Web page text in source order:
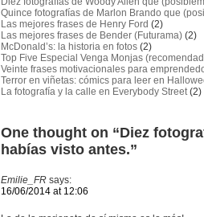
Quince fotografías de Marlon Brando que
Las mejores frases de Henry Ford (2)
Las mejores frases de Bender (Futurama)(2)
McDonald’s: la historia en fotos(2)
Top Five Especial Venga Monjas
Veinte frases motivacionales para
Terror en viñetas: cómics para leer en
La fotografía y la calle en Everybody Street(2)
One thought on “Diez
habías visto antes.”
Emilie_FR says:
16/06/2014 at 12:06